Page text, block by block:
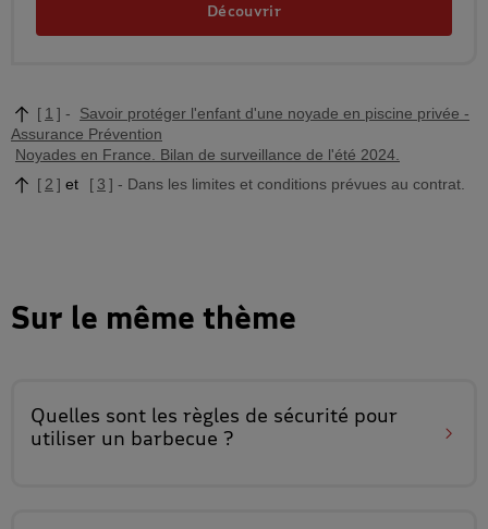
Découvrir
1
Savoir protéger l'enfant d'une noyade en piscine privée -
Assurance Prévention
Noyades en France. Bilan de surveillance de l'été 2024.
2
3 Dans les limites et conditions prévues au contrat.
Sur le même thème
Quelles sont les règles de sécurité pour
utiliser un barbecue ?